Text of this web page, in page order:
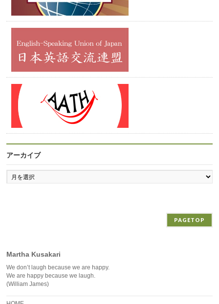
アーカイブ
ア
ー
PAGETOP
Martha Kusakari
We don’t laugh because we are happy.
We are happy because we laugh.
(William James)